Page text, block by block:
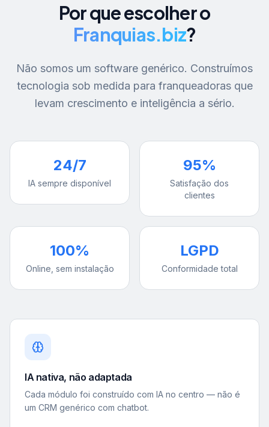
Por que escolher o
Franquias.biz?
Não somos um software genérico. Construímos
tecnologia sob medida para franqueadoras que
levam crescimento e inteligência a sério.
24/7
IA sempre disponível
95%
Satisfação dos
clientes
100%
Online, sem instalação
LGPD
Conformidade total
IA nativa, não adaptada
Cada módulo foi construído com IA no centro — não é
um CRM genérico com chatbot.